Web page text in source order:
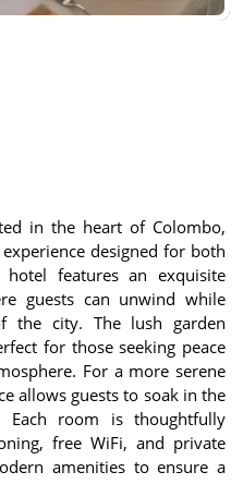
in the heart of Colombo,
designed for both
features an exquisite
guests can unwind while
the city. The lush garden
for those seeking peace
For a more serene
allows guests to soak in the
Each room is thoughtfully
free WiFi, and private
amenities to ensure a